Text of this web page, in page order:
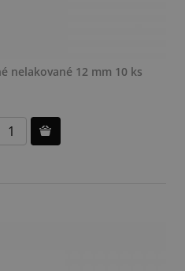
nelakované 12 mm 10 ks